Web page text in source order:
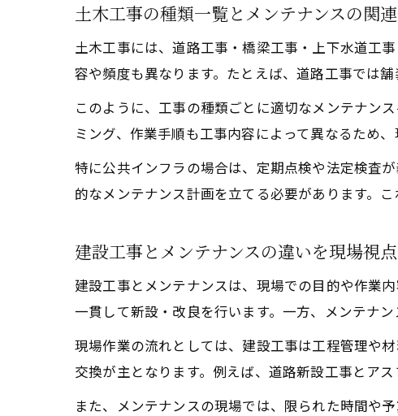
土木工事の種類一覧とメンテナンスの関
土木工事には、道路工事・橋梁工事・上下水道工
容や頻度も異なります。たとえば、道路工事では
このように、工事の種類ごとに適切なメンテナン
ミング、作業手順も工事内容によって異なるため
特に公共インフラの場合は、定期点検や法定検査
的なメンテナンス計画を立てる必要があります。
建設工事とメンテナンスの違いを現場視
建設工事とメンテナンスは、現場での目的や作業
一貫して新設・改良を行います。一方、メンテナ
現場作業の流れとしては、建設工事は工程管理や
交換が主となります。例えば、道路新設工事とア
また、メンテナンスの現場では、限られた時間や